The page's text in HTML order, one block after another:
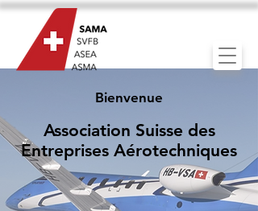
Bienvenue
Association Suisse des
Entreprises Aérotechniques